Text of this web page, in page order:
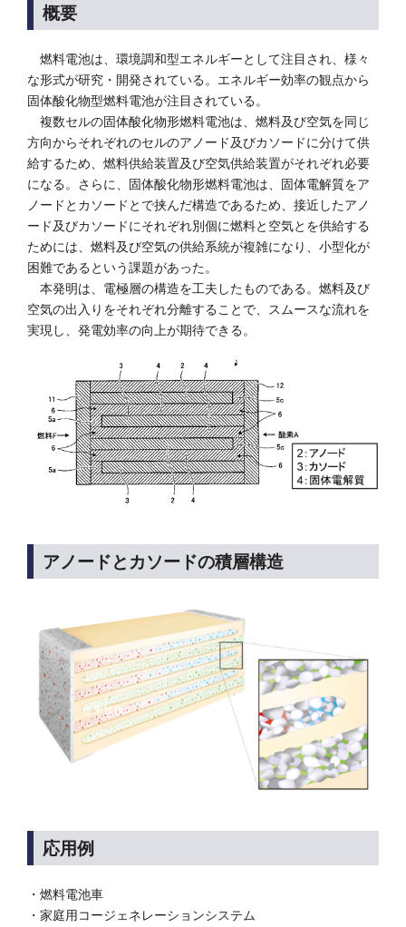
概要
燃料電池は、環境調和型エネルギーとして注目され、様々
な形式が研究・開発されている。エネルギー効率の観点から
固体酸化物型燃料電池が注目されている。
複数セルの固体酸化物形燃料電池は、燃料及び空気を同じ
方向からそれぞれのセルのアノード及びカソードに分けて供
給するため、燃料供給装置及び空気供給装置がそれぞれ必要
になる。さらに、固体酸化物形燃料電池は、固体電解質をア
ノードとカソードとで挟んだ構造であるため、接近したアノ
ード及びカソードにそれぞれ別個に燃料と空気とを供給する
ためには、燃料及び空気の供給系統が複雑になり、小型化が
困難であるという課題があった。
本発明は、電極層の構造を工夫したものである。燃料及び
空気の出入りをそれぞれ分離することで、スムースな流れを
実現し、発電効率の向上が期待できる。
アノードとカソードの積層構造
応用例
・燃料電池車
・家庭用コージェネレーションシステム